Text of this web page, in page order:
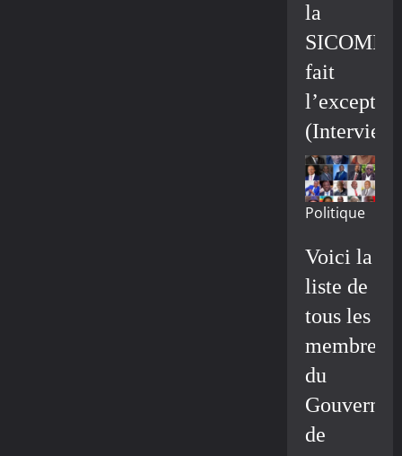
la
fait
(Interview)
Politique
Voici la
liste de
tous les
membres
du
de